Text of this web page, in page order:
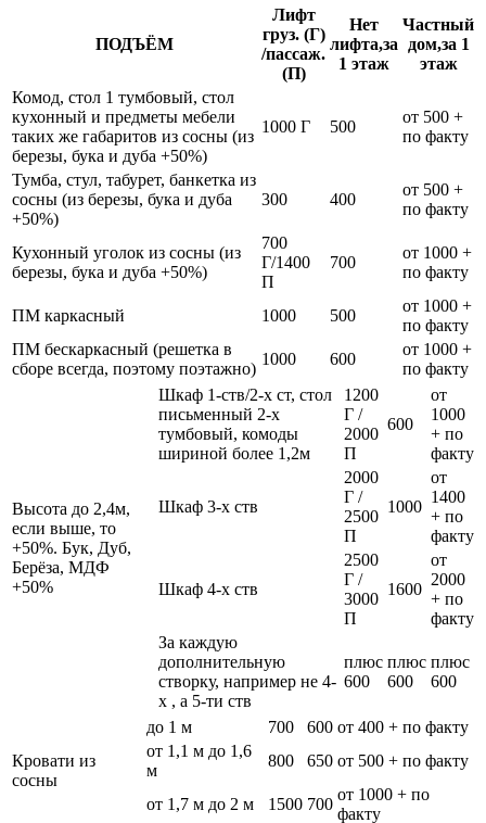
ПОДЪЁМ
Лифт
груз. (Г)
/пассаж.
(П)
Нет
лифта,за
1 этаж
Частный
дом,за 1
этаж
Комод, стол 1 тумбовый, стол
кухонный и предметы мебели
таких же габаритов из сосны (из
березы, бука и дуба +50%)
1000 Г 500
от 500 +
по факту
Тумба, стул, табурет, банкетка из
сосны (из березы, бука и дуба
+50%)
300 400
от 500 +
по факту
Кухонный уголок из сосны (из
березы, бука и дуба +50%)
700
Г/1400
П
700
от 1000 +
по факту
ПМ каркасный 1000 500
от 1000 +
по факту
ПМ бескаркасный (решетка в
сборе всегда, поэтому поэтажно)
1000 600
от 1000 +
по факту
Высота до 2,4м,
если выше, то
+50%. Бук, Дуб,
Берёза, МДФ
+50%
Шкаф 1-ств/2-х ст, стол
письменный 2-х
тумбовый, комоды
шириной более 1,2м
1200
Г /
2000
П
600
от
1000
+ по
факту
Шкаф 3-х ств
2000
Г /
2500
П
1000
от
1400
+ по
факту
Шкаф 4-х ств
2500
Г /
3000
П
1600
от
2000
+ по
факту
За каждую
дополнительную
створку, например не 4-
х , а 5-ти ств
плюс
600
плюс
600
плюс
600
Кровати из
сосны
до 1 м 700 600 от 400 + по факту
от 1,1 м до 1,6
м
800 650 от 500 + по факту
от 1,7 м до 2 м 1500 700
от 1000 + по
факту